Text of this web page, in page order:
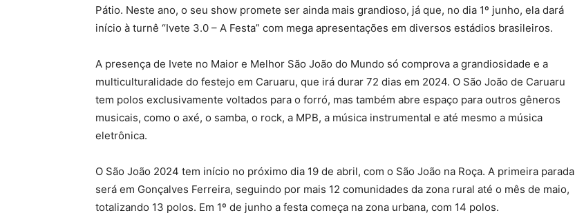
Pátio. Neste ano, o seu show promete ser ainda mais grandioso, já que, no dia 1º junho, ela dará
início à turnê “Ivete 3.0 – A Festa” com mega apresentações em diversos estádios brasileiros.
A presença de Ivete no Maior e Melhor São João do Mundo só comprova a grandiosidade e a
multiculturalidade do festejo em Caruaru, que irá durar 72 dias em 2024. O São João de Caruaru
tem polos exclusivamente voltados para o forró, mas também abre espaço para outros gêneros
musicais, como o axé, o samba, o rock, a MPB, a música instrumental e até mesmo a música
eletrônica.
O São João 2024 tem início no próximo dia 19 de abril, com o São João na Roça. A primeira parada
será em Gonçalves Ferreira, seguindo por mais 12 comunidades da zona rural até o mês de maio,
totalizando 13 polos. Em 1º de junho a festa começa na zona urbana, com 14 polos.